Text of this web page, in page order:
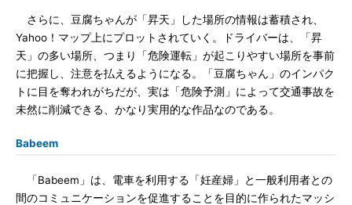
さらに、豆腐ちゃんが「昇天」した場所の情報は蓄積され、
Yahoo！マップ上にプロットされていく。ドライバーは、「昇
天」の多い場所、つまり「危険運転」が起こりやすい場所を事前
に把握し、注意を払えるようになる。「豆腐ちゃん」のインパク
トに目を奪われがちだが、実は「危険予測」によって交通事故を
未然に削減できる、かなり実用的な作品なのである。
Babeem
「Babeem」は、電車を利用する「妊産婦」と一般利用者との
間のコミュニケーションを促進することを目的に作られたマッシ